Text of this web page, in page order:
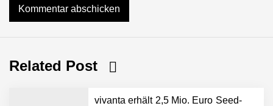
Related Post
vivanta erhält 2,5 Mio. Euro Seed-